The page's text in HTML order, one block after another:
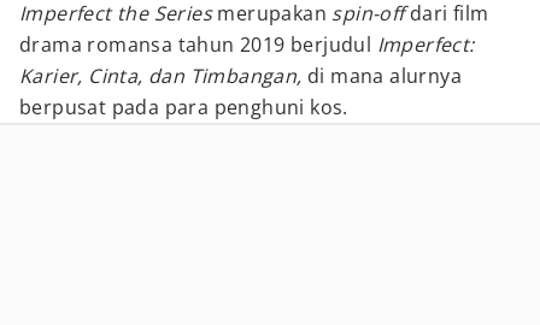
Imperfect the Seriesmerupakan spin-offdari film
drama romansa tahun 2019 berjudul Imperfect:
Karier, Cinta, dan Timbangan, di mana alurnya
berpusat pada para penghuni kos.